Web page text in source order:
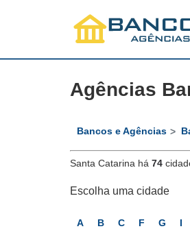
Agências
Bancos e Agências
Santa Catarina há 74
Escolha uma cidade
A B C F G I